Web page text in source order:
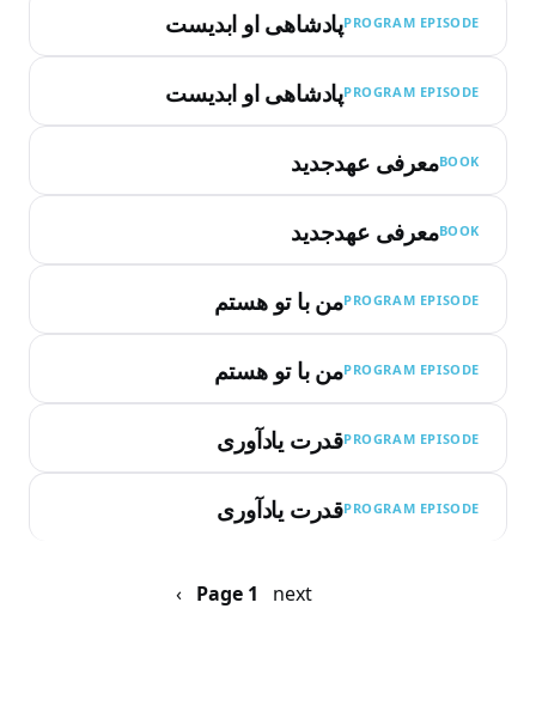
PROGRAM EPISODEپادشاهی او ابدیست
PROGRAM EPISODEپادشاهی او ابدیست
BOOKمعرفی عهدجدید
BOOKمعرفی عهدجدید
PROGRAM EPISODEمن با تو هستم
PROGRAM EPISODEمن با تو هستم
PROGRAM EPISODEقدرت یادآوری
PROGRAM EPISODEقدرت یادآوری
Page 1
صفحه next ›